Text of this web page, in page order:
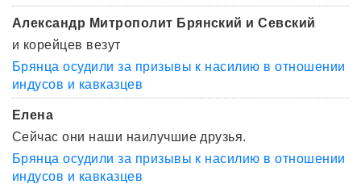
Александр Митрополит Брянский и Севский
и корейцев везут
Брянца осудили за призывы к насилию в отношении
индусов и кавказцев
Елена
Сейчас они наши наилучшие друзья.
Брянца осудили за призывы к насилию в отношении
индусов и кавказцев